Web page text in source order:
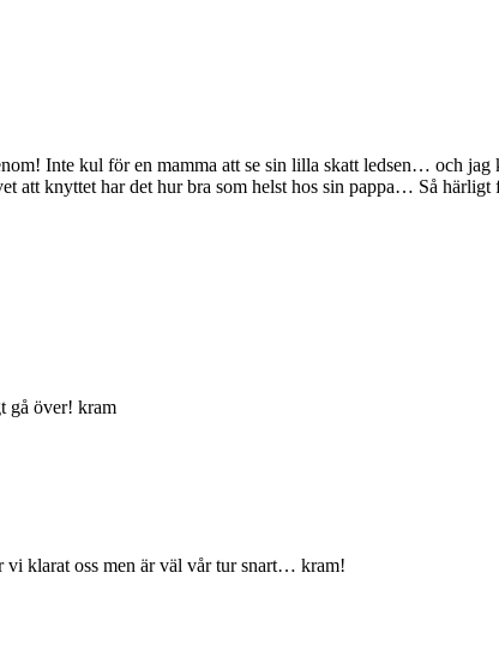
Inte kul för en mamma att se sin lilla skatt ledsen… och
att knyttet har det hur bra som helst hos sin pappa… Så
gå över! kram
vi klarat oss men är väl vår tur snart… kram!